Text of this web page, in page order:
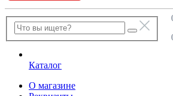
Каталог
О магазине